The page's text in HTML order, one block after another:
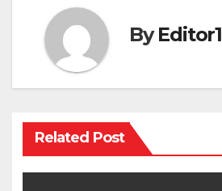
ByEditor1
Related Post